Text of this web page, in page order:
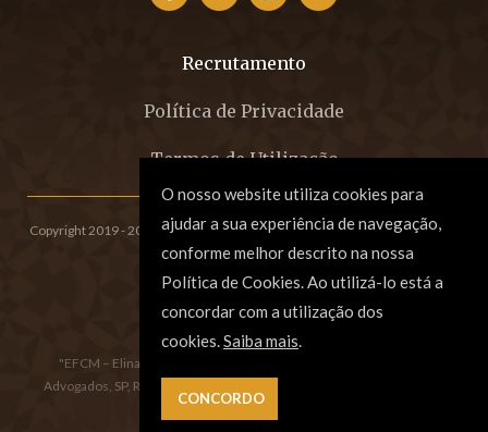
Recrutamento
Política de Privacidade
Termos de Utilização
Copyright 2019 - 2026 © EFCM - Sociedade de Advogados, SP, RL.All rights
reserved. Created bySOFTWAY.
"EFCM – Elina Fraga, Carla Morgado e Associados, Sociedade de
Advogados, SP, RL", registada na Ordem dos Advogados sob o número
8/17.
O nosso website utiliza cookies para
ajudar a sua experiência de navegação,
conforme melhor descrito na nossa
Política de Cookies. Ao utilizá-lo está a
concordar com a utilização dos
cookies.Saiba mais.
CONCORDO